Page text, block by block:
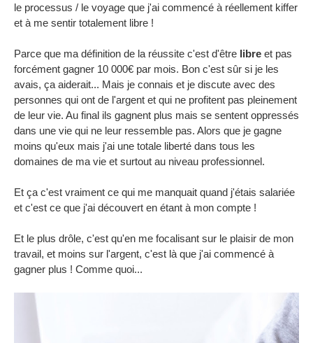
le processus / le voyage que j'ai commencé à réellement kiffer
et à me sentir totalement libre !
Parce que ma définition de la réussite c'est d'être libre et pas
forcément gagner 10 000€ par mois. Bon c'est sûr si je les
avais, ça aiderait... Mais je connais et je discute avec des
personnes qui ont de l'argent et qui ne profitent pas pleinement
de leur vie. Au final ils gagnent plus mais se sentent oppressés
dans une vie qui ne leur ressemble pas. Alors que je gagne
moins qu'eux mais j'ai une totale liberté dans tous les
domaines de ma vie et surtout au niveau professionnel.
Et ça c'est vraiment ce qui me manquait quand j'étais salariée
et c'est ce que j'ai découvert en étant à mon compte !
Et le plus drôle, c'est qu'en me focalisant sur le plaisir de mon
travail, et moins sur l'argent, c'est là que j'ai commencé à
gagner plus ! Comme quoi...